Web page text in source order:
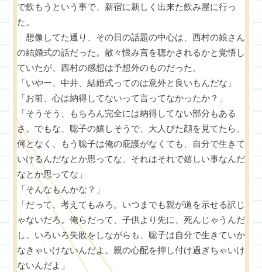
で飲もうという事で、新宿に新しく出来た飲み屋に行っ
た。
想像してた通り、その日の話題の中心は、西村の娘さん
の結婚式の話だった。散々恨み言を聴かされるかと覚悟し
ていたが、西村の感想は予想外のものだった。
「いやー、中井、結婚式ってのは意外と良いもんだな」
「お前、心は納得してないって言ってなかったか？」
「そうそう、もちろん完全には納得してない部分もある
さ。でもな、聡子の嬉しそうで、大人びた顔を見てたら、
何となく、もう聡子は俺の庇護がなくても、自分で生きて
いけるんだなとか思ってな。それはそれで嬉しい事なんだ
なとか思ってな」
「そんなもんかな？」
「だって、考えてもみろ。いつまでも親が道を示せる訳じ
ゃないだろ。俺らだって、子供より先に、死んじゃうんだ
し。いろいろ失敗をしながらも、聡子は自分で生きていか
なきゃいけないんだよ。親の心配を押し付け過ぎちゃいけ
ないんだよ」